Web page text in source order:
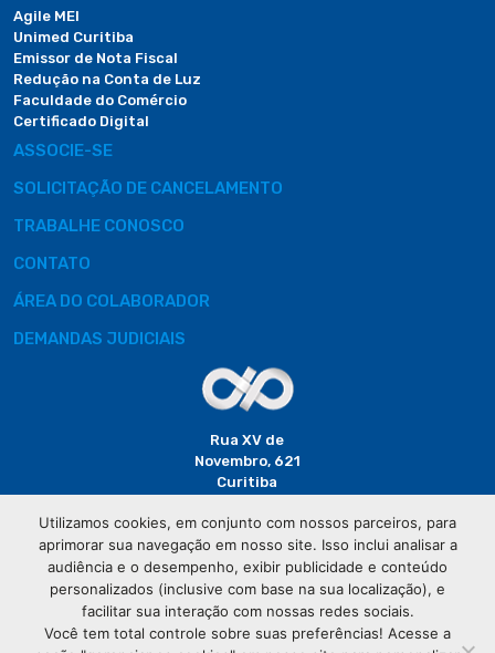
Agile MEI
Unimed Curitiba
Emissor de Nota Fiscal
Redução na Conta de Luz
Faculdade do Comércio
Certificado Digital
ASSOCIE-SE
SOLICITAÇÃO DE CANCELAMENTO
TRABALHE CONOSCO
CONTATO
ÁREA DO COLABORADOR
DEMANDAS JUDICIAIS
Rua XV de
Novembro, 621
Curitiba
(41) 3320-
2929
Utilizamos cookies, em conjunto com nossos parceiros, para
aprimorar sua navegação em nosso site. Isso inclui analisar a
audiência e o desempenho, exibir publicidade e conteúdo
personalizados (inclusive com base na sua localização), e
facilitar sua interação com nossas redes sociais.
Você tem total controle sobre suas preferências! Acesse a